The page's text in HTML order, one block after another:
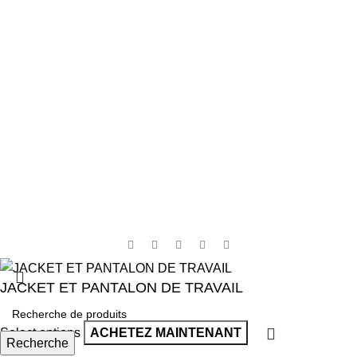
Recherche
JACKET ET PANTALON DE TRAVAIL
Select options ACHETEZ MAINTENANT